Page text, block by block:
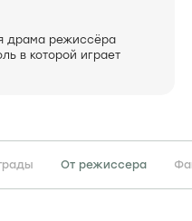
драма режиссёра
в которой играет
От режиссера